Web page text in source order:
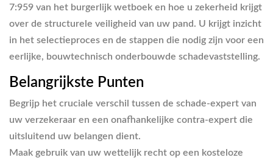
7:959 van het burgerlijk wetboek en hoe u zekerheid krijgt
over de structurele veiligheid van uw pand. U krijgt inzicht
in het selectieproces en de stappen die nodig zijn voor een
eerlijke, bouwtechnisch onderbouwde schadevaststelling.
Belangrijkste Punten
Begrijp het cruciale verschil tussen de schade-expert van
uw verzekeraar en een onafhankelijke contra-expert die
uitsluitend uw belangen dient.
Maak gebruik van uw wettelijk recht op een kosteloze